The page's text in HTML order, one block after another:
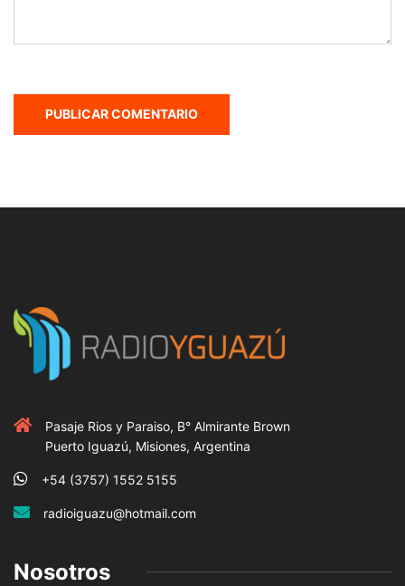
Pasaje Rios y Paraiso, B° Almirante Brown
Puerto Iguazú, Misiones, Argentina
+54 (3757) 1552 5155
radioiguazu@hotmail.com
Nosotros